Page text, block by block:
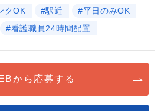
クOK
#駅近
#平日のみOK
#看護職員24時間配置
から応募する